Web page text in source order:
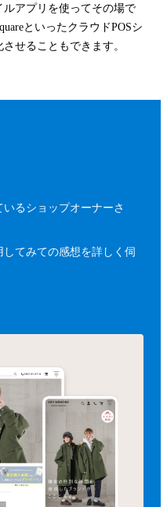
アプリを使ってその場で
といったクラウドPOSシ
せることもできます。
るショップオーナーさ
てみての感想を詳しく伺